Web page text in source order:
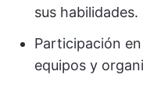
sus habilidades.
Participación
equipos y